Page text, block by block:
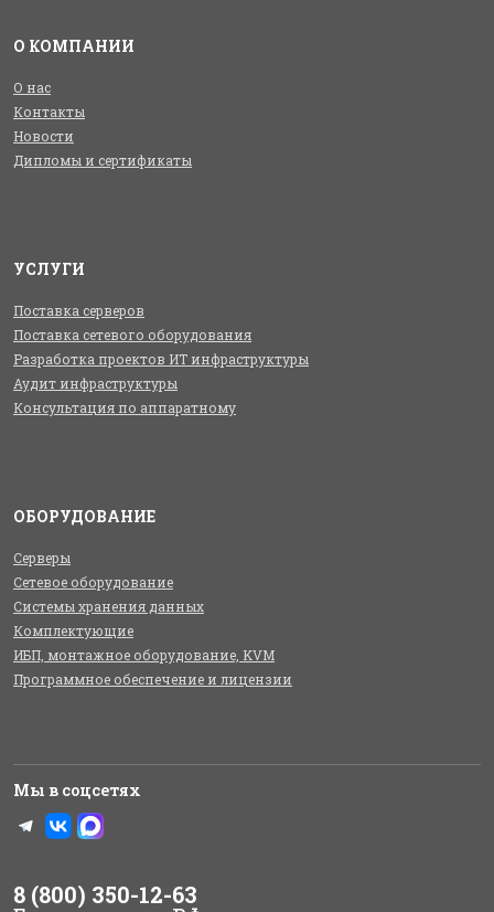
О КОМПАНИИ
О нас
Контакты
Новости
Дипломы и сертификаты
УСЛУГИ
Поставка серверов
Поставка сетевого оборудования
Разработка проектов ИТ инфраструктуры
Аудит инфраструктуры
Консультация по аппаратному
ОБОРУДОВАНИЕ
Серверы
Сетевое оборудование
Системы хранения данных
Комплектующие
ИБП, монтажное оборудование, KVM
Программное обеспечение и лицензии
Мы в соцсетях
8 (800) 350-12-63